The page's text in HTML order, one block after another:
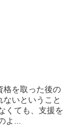
格を取った後の
いということ
くても、支援を
よ...